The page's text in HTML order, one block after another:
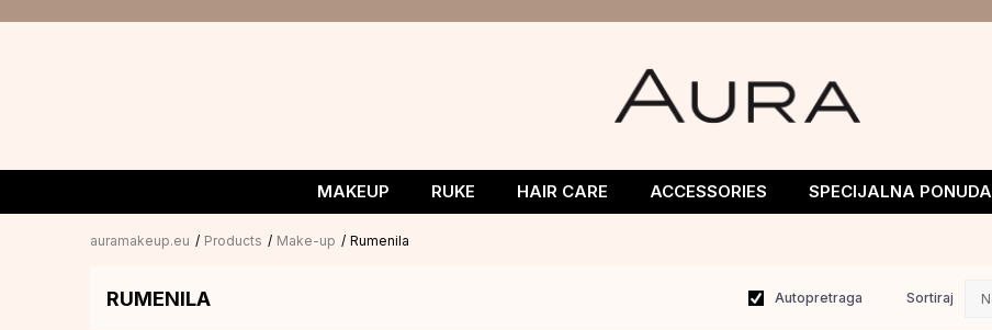
MAKEUP RUKE HAIR CARE ACCESSORIES SPECIJALNA PONUDA
auramakeup.eu Products Make-up Rumenila
RUMENILA Autopretraga Sortiraj